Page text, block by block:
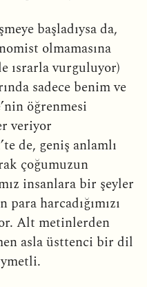
başladıysa da,
olmamasına
ısrarla vurguluyor)
sadece benim ve
öğrenmesi
veriyor
de, geniş anlamlı
çoğumuzun
insanlara bir şeyler
harcadığımızı
Alt metinlerden
asla üsttenci bir dil